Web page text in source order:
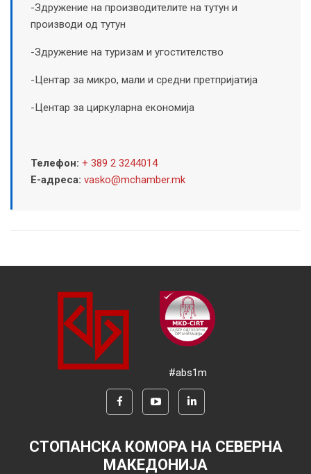
-Здружение на производителите на тутун и
производи од тутун
-Здружение на туризам и угостителство
-Центар за микро, мали и средни претпријатија
-Центар за циркуларна економија
Телефон: + 389 2 3244014
Е-адреса: vasko@mchamber.mk
#abs1m
СТОПАНСКА КОМОРА НА СЕВЕРНА
МАКЕДОНИЈА